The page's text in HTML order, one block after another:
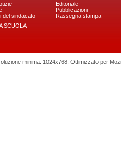
del sindacato
SCUOLA
Editoriale
Pubblicazioni
Rassegna stampa
minima: 1024x768. Ottimizzato per